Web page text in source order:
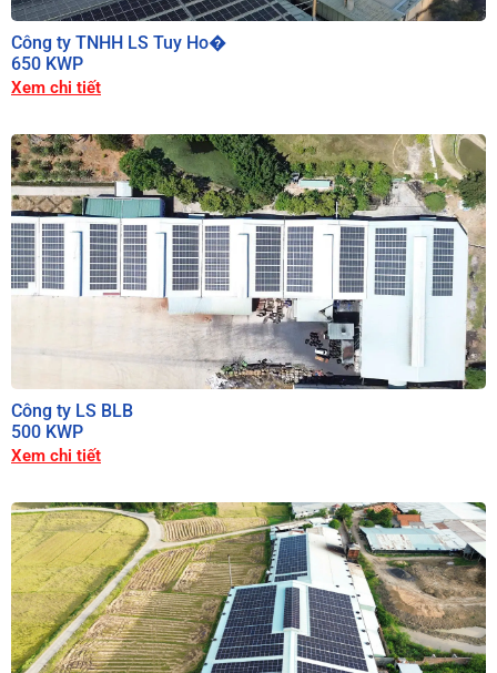
Công ty TNHH LS Tuy Ho�
650 KWP
Xem chi tiết
Công ty LS BLB
500 KWP
Xem chi tiết